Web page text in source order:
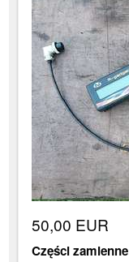
50,00 EUR
Części zamienne